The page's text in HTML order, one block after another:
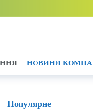
НОВИНИ
Популярне